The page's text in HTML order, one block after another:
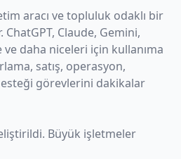
aracı ve topluluk odaklı bir
Claude, Gemini,
daha niceleri için kullanıma
satış, operasyon,
görevlerini dakikalar
Büyük işletmeler